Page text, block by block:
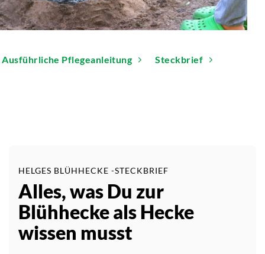
Ausführliche Pflegeanleitung Steckbrief
HELGES BLÜHHECKE -STECKBRIEF
Alles, was Du zur
Blühhecke als Hecke
wissen musst